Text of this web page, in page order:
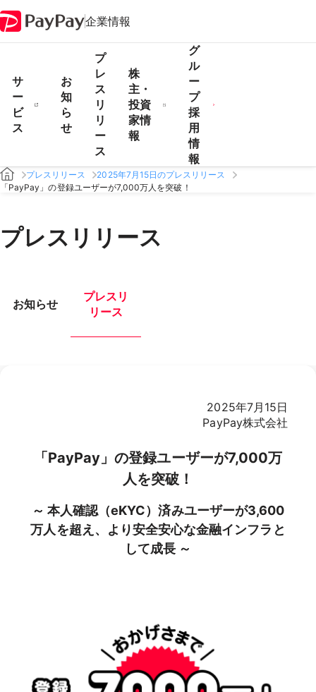
企業情報
サ
ー
ビ
ス
お
知
ら
せ
プ
レ
ス
リ
リ
ー
ス
株
主・
投資
家情
報
グ
ル
ー
プ
採
用
情
報
プレスリリース
2025年7月15日のプレスリリース
「PayPay」の登録ユーザーが7,000万人を突破！
プレスリリース
お知らせ
プレスリ
リース
2025年7月15日
PayPay株式会社
「PayPay」の登録ユーザーが7,000万
人を突破！
～ 本人確認（eKYC）済みユーザーが3,600
万人を超え、より安全安心な金融インフラと
して成長 ～